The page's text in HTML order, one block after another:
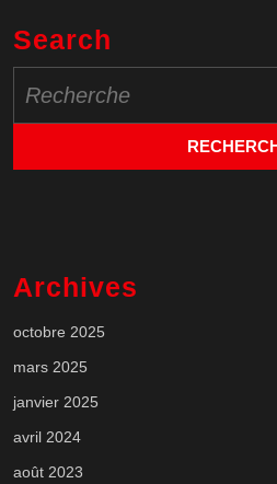
Search
for:
Archives
octobre 2025
mars 2025
janvier 2025
avril 2024
août 2023